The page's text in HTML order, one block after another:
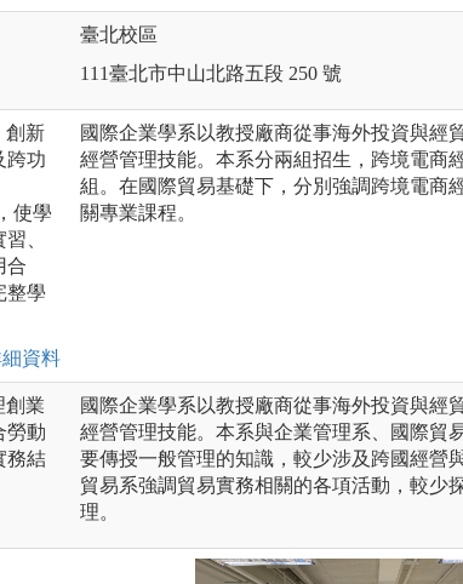
臺北校區
111臺北市中山北路五段 250 號
創新
跨功
使學
、
合
整學
資料
國際企業學系以教授廠商從事海外投資與經
經營管理技能。本系分兩組招生，跨境電商
組。在國際貿易基礎下，分別強調跨境電商
關專業課程。
創業
勞動
務結
國際企業學系以教授廠商從事海外投資與經
經營管理技能。本系與企業管理系、國際貿
要傳授一般管理的知識，較少涉及跨國經營
貿易系強調貿易實務相關的各項活動，較少
理。